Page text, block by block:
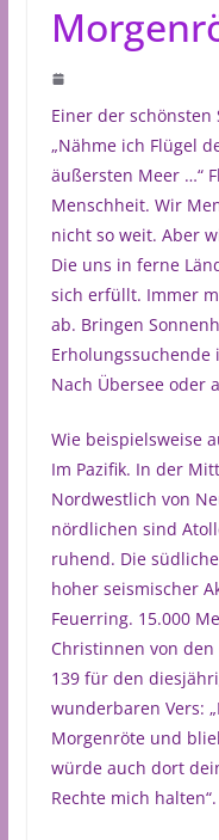
Einer der
„Nähme ich Flügel
äußersten Meer …“
Menschheit. Wir
nicht so weit. Aber
Die uns in ferne
sich erfüllt. Immer
ab. Bringen
Erholungssuchende
Nach Übersee oder
Wie beispielsweise
Im Pazifik. In der
Nordwestlich von
nördlichen sind
ruhend. Die
hoher seismischer
Feuerring. 15.000
Christinnen von den
139 für den
wunderbaren Vers:
Morgenröte und
würde auch dort
Rechte mich halten“.